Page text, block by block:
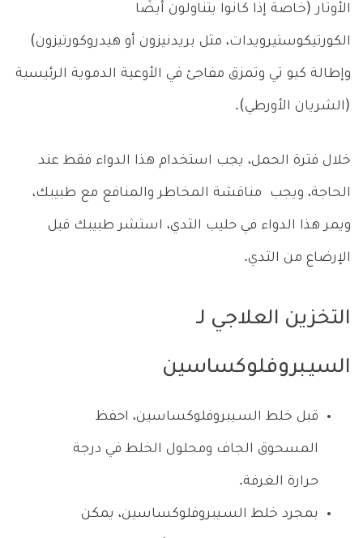
الأوتار (خاصة إذا كانوا يتناولون أيضًا
الكورتيكوستيرويدات، مثل بريدنيزون أو هيدروكورتيزون)
وإطالة كيو تي وتمزق مفاجئ في الأوعية الدموية الرئيسية
(الشريان الأورطي).
خلال فترة الحمل، يجب استخدام هذا الدواء فقط عند
الحاجة، ويجب مناقشة المخاطر والمنافع مع طبيبك،
ويمر هذا الدواء في حليب الثدي، استشر طبيبك قبل
الإرضاع من الثدي.
التخزين العلاجي لـ
السيـبروفلوكساسين
قبل خلط السـيبروفلوكساسين، احفظ
المسحوق الجاف ومحلول الخلط في درجة
حرارة الغرفة.
بمجرد خلط السـيبروفلوكساسين، يمكن